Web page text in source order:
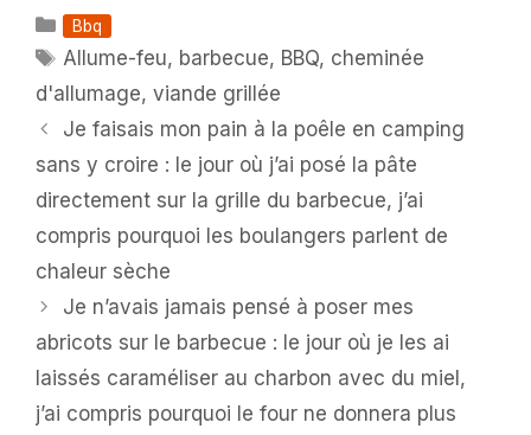
Catégories
Bbq
Étiquettes
Allume-feu, barbecue, BBQ, cheminée
d'allumage, viande grillée
Je faisais mon pain à la poêle en camping
sans y croire : le jour où j’ai posé la pâte
directement sur la grille du barbecue, j’ai
compris pourquoi les boulangers parlent de
chaleur sèche
Je n’avais jamais pensé à poser mes
abricots sur le barbecue : le jour où je les ai
laissés caraméliser au charbon avec du miel,
j’ai compris pourquoi le four ne donnera plus